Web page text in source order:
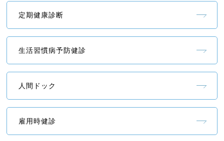
定期健康診断
生活習慣病予防健診
人間ドック
雇用時健診